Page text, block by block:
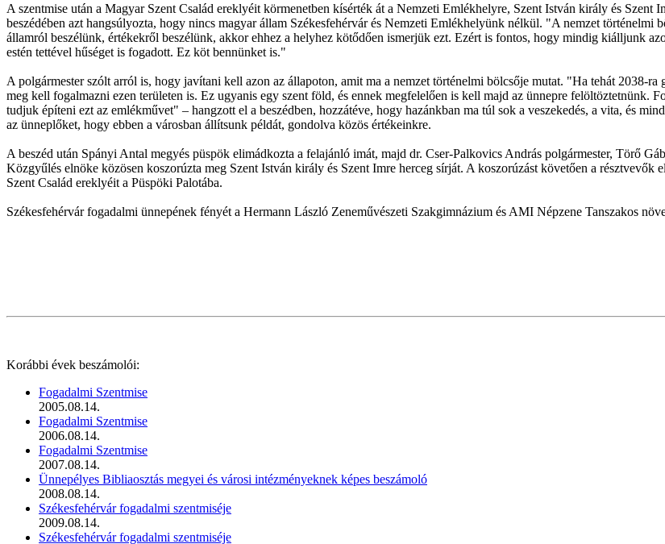
A szentmise után a Magyar Szent Család ereklyéit körmenetben kísérték át a Nemzeti Emlékhelyre, Szent István király és Szent
beszédében azt hangsúlyozta, hogy nincs magyar állam Székesfehérvár és Nemzeti Emlékhelyünk nélkül. "A nemzet
államról beszélünk, értékekről beszélünk, akkor ehhez a helyhez kötődően ismerjük ezt. Ezért is fontos, hogy mindig kiálljunk
estén tettével hűséget is fogadott. Ez köt bennünket is."
A polgármester szólt arról is, hogy javítani kell azon az állapoton, amit ma a nemzet történelmi bölcsője mutat. "Ha tehát 2038-
meg kell fogalmazni ezen területen is. Ez ugyanis egy szent föld, és ennek megfelelően is kell majd az ünnepre felöltöztetnünk.
tudjuk építeni ezt az emlékművet" – hangzott el a beszédben, hozzátéve, hogy hazánkban ma túl sok a veszekedés, a vita, és
az ünneplőket, hogy ebben a városban állítsunk példát, gondolva közös értékeinkre.
A beszéd után Spányi Antal megyés püspök elimádkozta a felajánló imát, majd dr. Cser-Palkovics András polgármester, Törő
Közgyűlés elnöke közösen koszorúzta meg Szent István király és Szent Imre herceg sírját. A koszorúzást követően a
Szent Család ereklyéit a Püspöki Palotába.
Székesfehérvár fogadalmi ünnepének fényét a Hermann László Zeneművészeti Szakgimnázium és AMI Népzene Tanszakos
Korábbi évek beszámolói:
Fogadalmi Szentmise
2005.08.14.
Fogadalmi Szentmise
2006.08.14.
Fogadalmi Szentmise
2007.08.14.
Ünnepélyes Bibliaosztás megyei és városi intézményeknek képes beszámoló
2008.08.14.
Székesfehérvár fogadalmi szentmiséje
2009.08.14.
Székesfehérvár fogadalmi szentmiséje